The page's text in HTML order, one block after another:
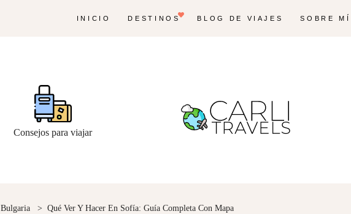
INICIO DESTINOS BLOG DE VIAJES SOBRE MÍ
Consejos para viajar
Bulgaria > Qué Ver Y Hacer En Sofía: Guía Completa Con Mapa